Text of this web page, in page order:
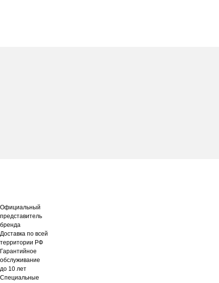
Официальный
представитель
бренда
Доставка по всей
территории РФ
Гарантийное
обслуживание
до 10 лет
Специальные